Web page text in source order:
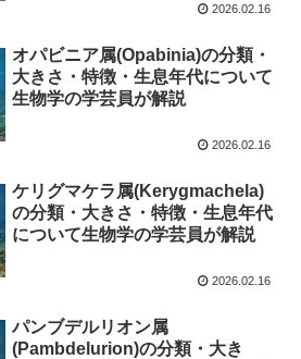
2026.02.16
オパビニア属(Opabinia)の分類・
大きさ・特徴・生息年代について
生物学の学芸員が解説
2026.02.16
ケリグマケラ属(Kerygmachela)
の分類・大きさ・特徴・生息年代
について生物学の学芸員が解説
2026.02.16
パンブデルリオン属
(Pambdelurion)の分類・大き